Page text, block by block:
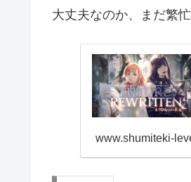
大丈夫なのか、まだ繁
www.shumiteki-